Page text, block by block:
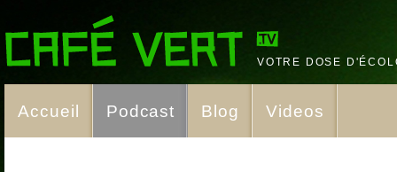
VOTRE DOSE
Accueil Podcast Blog Videos